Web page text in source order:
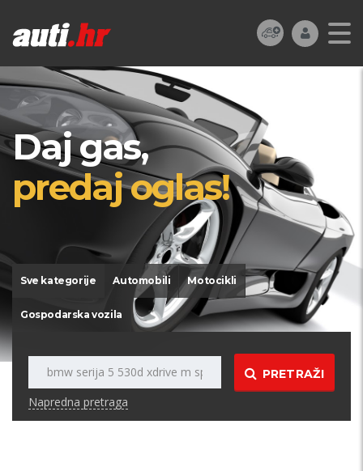
Daj gas,
predaj oglas!
Sve kategorije Automobili Motocikli
Gospodarska vozila
PRETRAŽI
Napredna pretraga